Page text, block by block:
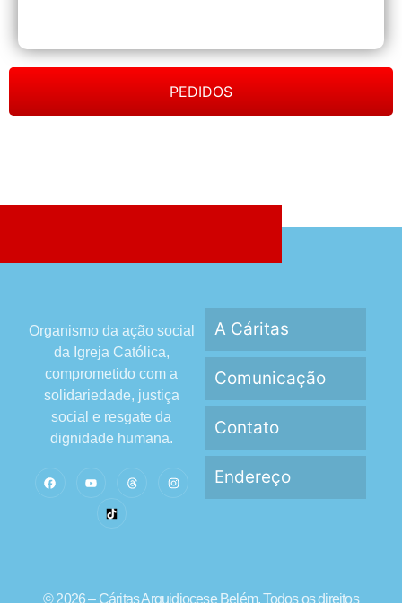
PEDIDOS
Organismo da ação social
da Igreja Católica,
comprometido com a
solidariedade, justiça
social e resgate da
dignidade humana.
A Cáritas
Comunicação
Contato
Endereço
© 2026 – Cáritas Arquidiocese Belém. Todos os direitos